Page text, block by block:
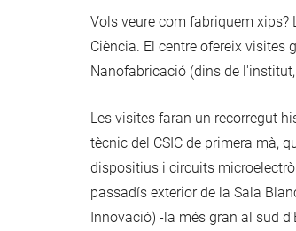
Vols veure com fabriquem xips?
Ciència. El centre ofereix visites
Nanofabricació (dins de
Les visites faran un recorregut
tècnic del CSIC de primera mà,
dispositius i circuits
passadís exterior de la Sala
Innovació) -la més gran al sud